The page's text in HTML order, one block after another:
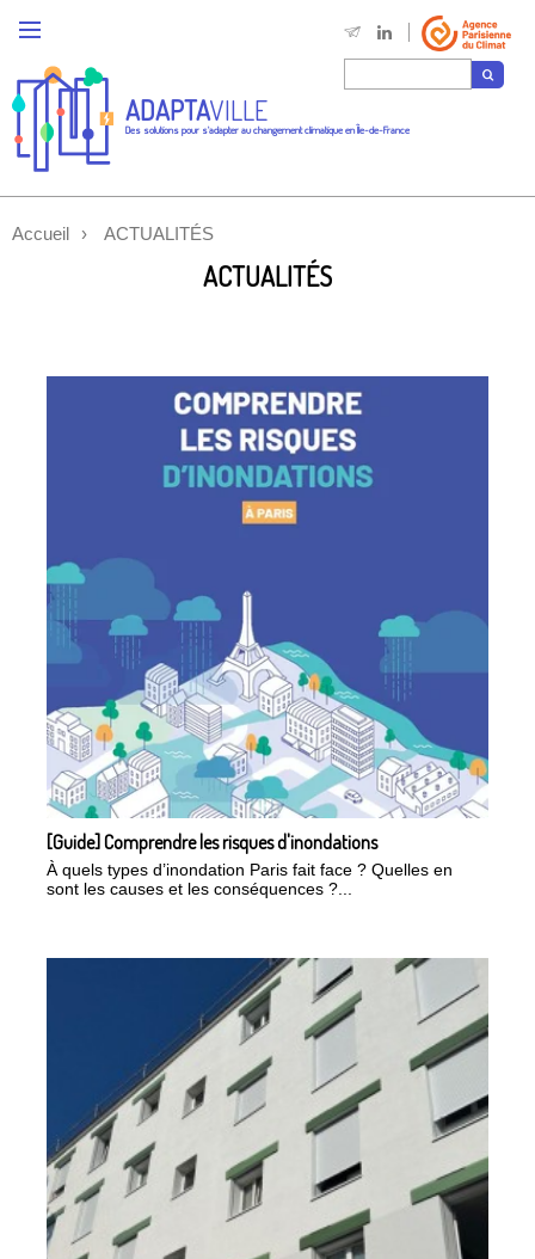
ADAPTAVILLE
Des solutions pour s'adapter au changement climatique en Île-de-France
Accueil ACTUALITÉS
ACTUALITÉS
[Guide] Comprendre les risques d'inondations
À quels types d’inondation Paris fait face ? Quelles en
sont les causes et les conséquences ?...